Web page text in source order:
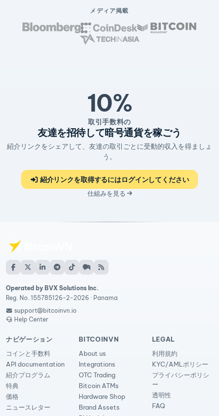
メディア掲載
10%
取引手数料の
友達を招待して暗号通貨を稼ごう
紹介リンクをシェアして、友達の取引ごとに受動的収入を得ましょ
う。
紹介リンクを取得するにはログインしてください
仕組みを見る
Operated by BVX Solutions Inc.
Reg. No. 155785126-2-2026 · Panama
support@bitcoinvn.io
Help Center
ナビゲーション
コインと手数料
API documentation
紹介プログラム
特典
価格
ニュースレター
BITCOINVN
About us
Integrations
OTC Trading
Bitcoin ATMs
Hardware Shop
Brand Assets
LEGAL
利用規約
KYC/AMLポリシー
プライバシーポリシ
ー
透明性
FAQ